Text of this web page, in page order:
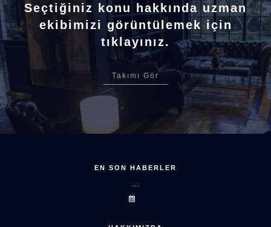
Seçtiğiniz konu hakkında uzman
ekibimizi görüntülemek için
tıklayınız.
Takımı Gör
EN SON HABERLER